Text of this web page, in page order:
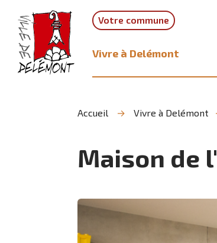
recherche
contenu
navigation
Votre commune
Vivre à Delémont
Accueil Vivre à Delémont
Maison de